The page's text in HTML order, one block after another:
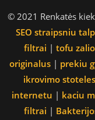
© 2021 Renkatės
SEO straipsniu
filtrai | tofu
originalus | prekiu
ikrovimo stoteles
internetu | kaciu
filtrai |